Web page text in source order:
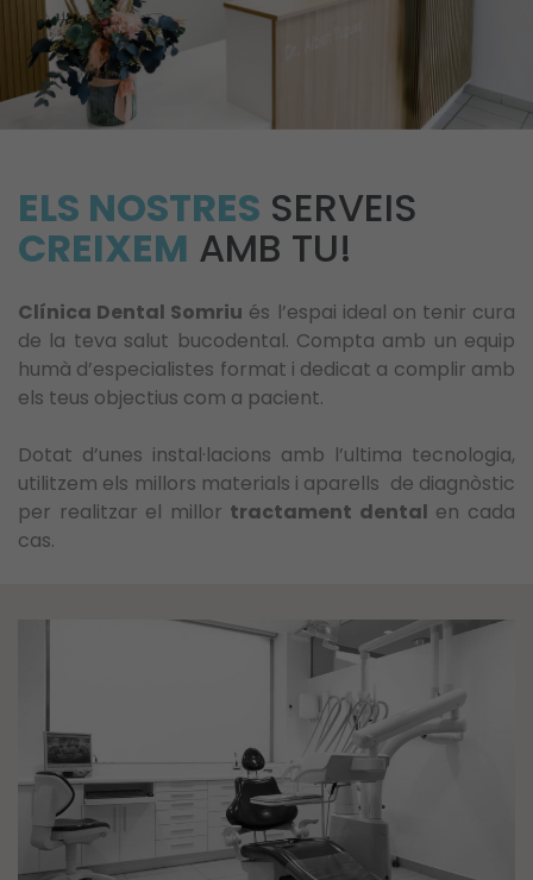
ELS NOSTRES SERVEIS
CREIXEM AMB TU!
Clínica Dental Somriu és l’espai ideal on tenir cura
de la teva salut bucodental. Compta amb un equip
humà d’especialistes format i dedicat a complir amb
els teus objectius com a pacient.
Dotat d’unes instal·lacions amb l’ultima tecnologia,
utilitzem els millors materials i aparells de diagnòstic
per realitzar el millor tractament dental en cada
cas.